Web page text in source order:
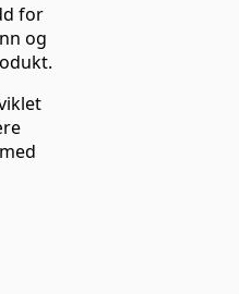
for
og